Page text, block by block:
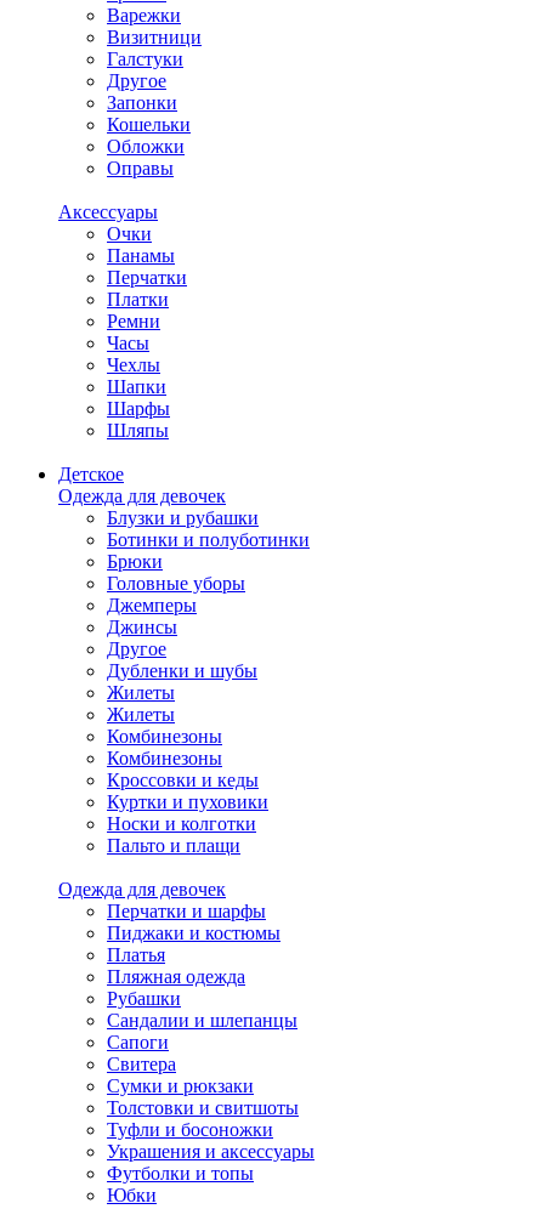
Варежки
Визитници
Галстуки
Другое
Запонки
Кошельки
Обложки
Оправы
Аксессуары
Очки
Панамы
Перчатки
Платки
Ремни
Часы
Чехлы
Шапки
Шарфы
Шляпы
Детское
Одежда для девочек
Блузки и рубашки
Ботинки и полуботинки
Брюки
Головные уборы
Джемперы
Джинсы
Другое
Дубленки и шубы
Жилеты
Жилеты
Комбинезоны
Комбинезоны
Кроссовки и кеды
Куртки и пуховики
Носки и колготки
Пальто и плащи
Одежда для девочек
Перчатки и шарфы
Пиджаки и костюмы
Платья
Пляжная одежда
Рубашки
Сандалии и шлепанцы
Сапоги
Свитера
Сумки и рюкзаки
Толстовки и свитшоты
Туфли и босоножки
Украшения и аксессуары
Футболки и топы
Юбки